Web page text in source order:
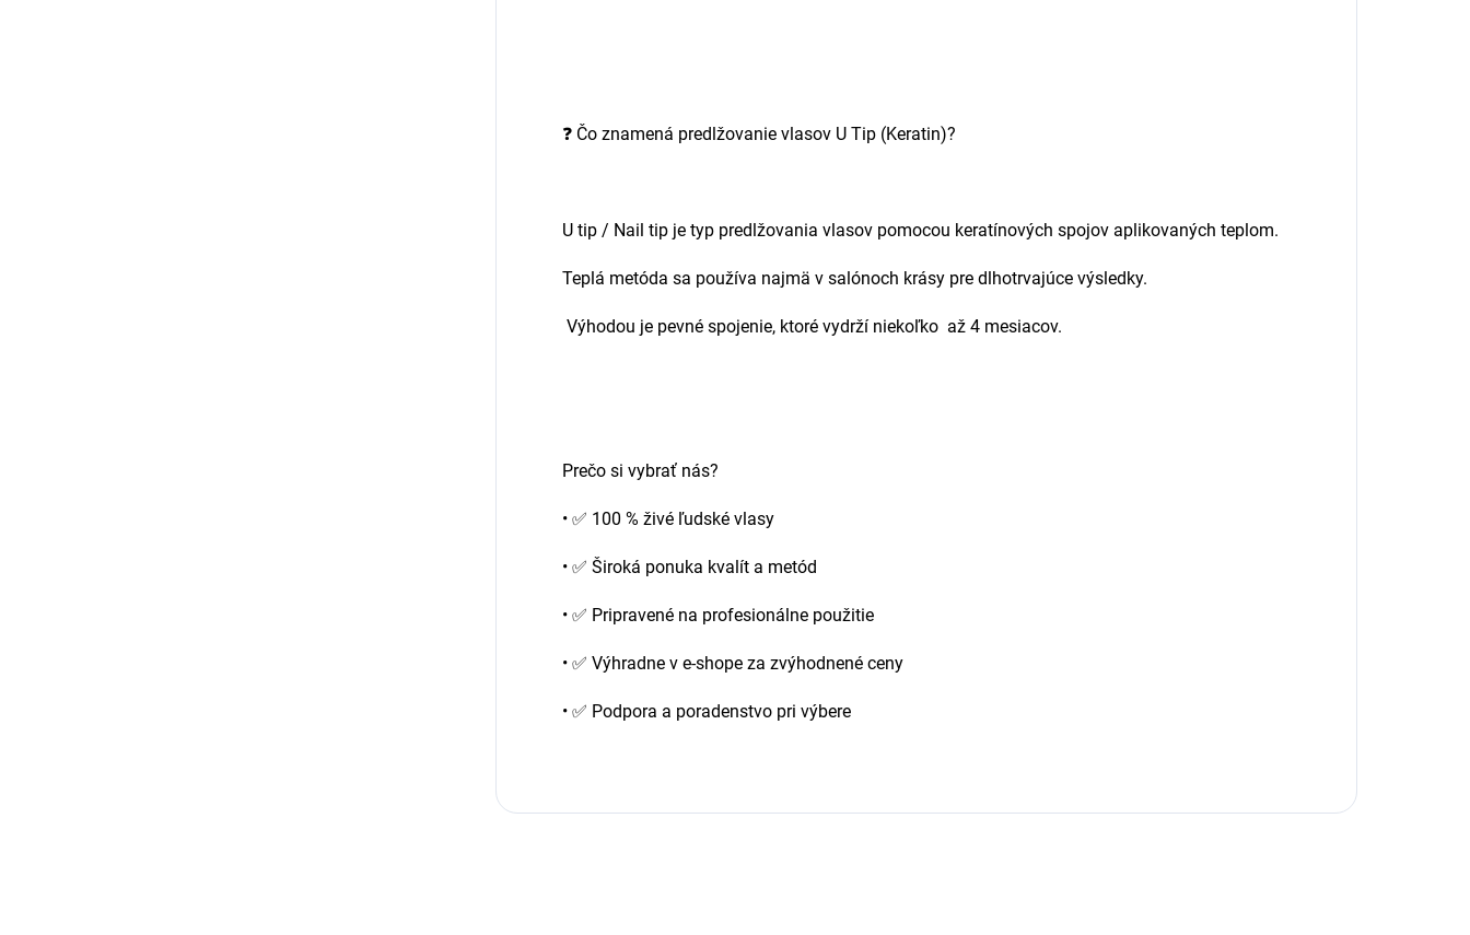
❓ Čo znamená predlžovanie vlasov U Tip (Keratin)?
U tip / Nail tip je typ predlžovania vlasov pomocou keratínových spojov aplikovaných teplom.
Teplá metóda sa používa najmä v salónoch krásy pre dlhotrvajúce výsledky.
Výhodou je pevné spojenie, ktoré vydrží niekoľko až 4 mesiacov.
Prečo si vybrať nás?
• ✅ 100 % živé ľudské vlasy
• ✅ Široká ponuka kvalít a metód
• ✅ Pripravené na profesionálne použitie
• ✅ Výhradne v e-shope za zvýhodnené ceny
• ✅ Podpora a poradenstvo pri výbere